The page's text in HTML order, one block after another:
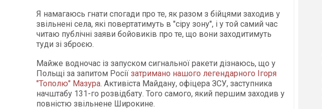
Я намагаюсь гнати спогади про те, як разом з бійцями заходив у
звільнені села, які повертатимуть в "сіру зону", і у той самий час
читаю публічні заяви бойовиків про те, що вони заходитимуть
туди зі зброєю.
Майже водночас із запуском сигнальної ракети дізнаюсь, що у
Польщі за запитом Росії затримано нашого легендарного Ігоря
"Тополю" Мазура. Активіста Майдану, офіцера ЗСУ, заступника
начштабу 131-го розвідбату. Того самого, який першим заходив у
повністю звільнене Широкине.